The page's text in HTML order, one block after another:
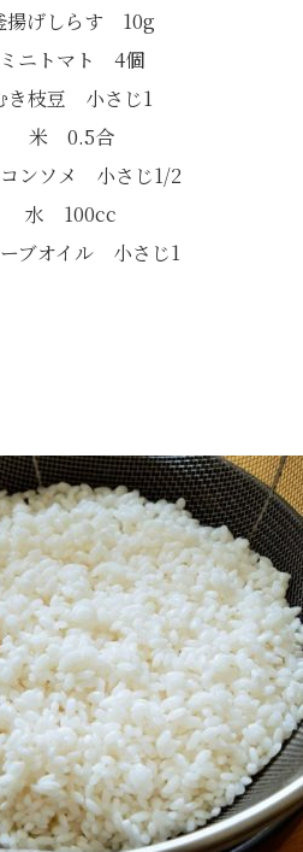
揚げしらす 10g
ミニトマト 4個
き枝豆 小さじ1
米 0.5合
ンソメ 小さじ1/2
水 100cc
ブオイル 小さじ1